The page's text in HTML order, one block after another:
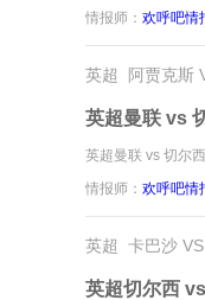
情报师： 欢呼吧情
英超 阿贾克斯
英超曼联 vs
英超曼联 vs 切尔
情报师： 欢呼吧情
英超 卡巴沙
英超切尔西